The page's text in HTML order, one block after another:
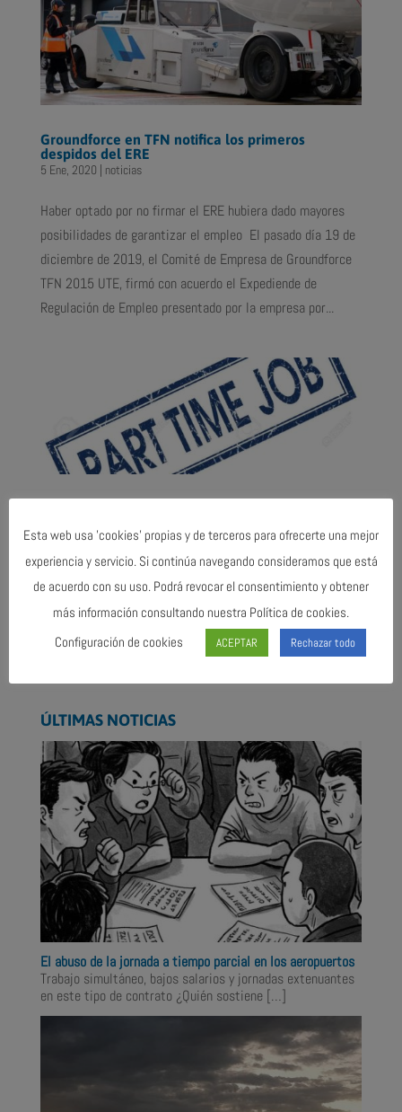
Groundforce en TFN notifica los primeros
despidos del ERE
5 Ene, 2020
noticias
Haber optado por no firmar el ERE hubiera dado mayores
posibilidades de garantizar el empleo El pasado día 19 de
diciembre de 2019, el Comité de Empresa de Groundforce
TFN 2015 UTE, firmó con acuerdo el Expediende de
Regulación de Empleo presentado por la empresa por...
Los FACTP o FTP en los aeropuertos están al límite de lo
insoportable. Años y años esperando la conversión a tiempo
completo mientras perduran los contratos eventuales en
fraude de ley. Después de tanto tiempo no vamos a
ponernos a enumerar las lamentables condiciones...
ÚLTIMAS NOTICIAS
El abuso de la jornada a tiempo parcial en los aeropuertos
Trabajo simultáneo, bajos salarios y jornadas extenuantes
en este tipo de contrato ¿Quién sostiene […]
Esta web usa 'cookies' propias y de terceros para ofrecerte una mejor
experiencia y servicio. Si continúa navegando consideramos que está
de acuerdo con su uso. Podrá revocar el consentimiento y obtener
más información consultando nuestra Política de cookies.
Configuración de cookies
ACEPTAR Rechazar todo